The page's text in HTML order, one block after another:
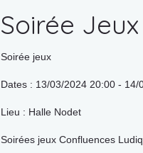
Soirée
Soirée jeux
Dates : 13/03/2024 20:00 - 14/
Lieu : Halle Nodet
Soirées jeux Confluences